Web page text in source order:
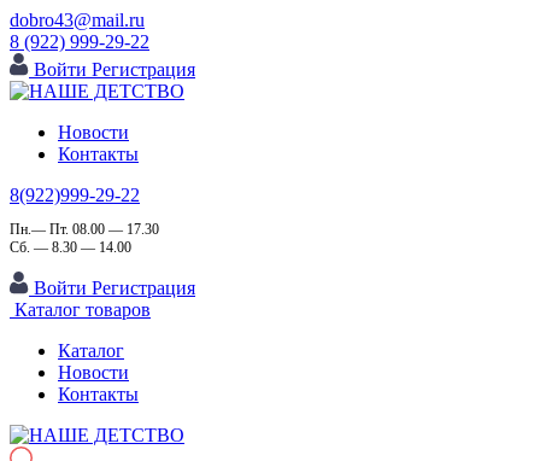
dobro43@mail.ru
8 (922) 999-29-22
Войти Регистрация
Новости
Контакты
8(922)999-29-22
Пн.— Пт. 08.00 — 17.30
Сб. — 8.30 — 14.00
Войти Регистрация
Каталог товаров
Каталог
Новости
Контакты